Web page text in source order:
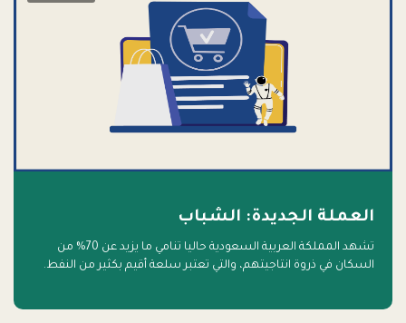
العملة الجديدة: الشباب
تشهد المملكة العربية السعودية حاليا تنامي ما يزيد عن 70% من
السكان في ذروة انتاجيتهم، والتي تعتبر سلعة أقيم بكثير من النفط.